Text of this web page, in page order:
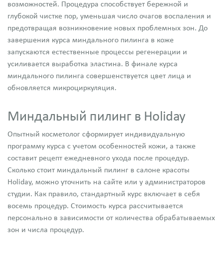
возможностей. Процедура способствует бережной и
глубокой чистке пор, уменьшая число очагов воспаления и
предотвращая возникновение новых проблемных зон. До
завершения курса миндального пилинга в коже
запускаются естественные процессы регенерации и
усиливается выработка эластина. В финале курса
миндального пилинга совершенствуется цвет лица и
обновляется микроциркуляция.
Миндальный пилинг в Holiday
Опытный косметолог сформирует индивидуальную
программу курса с учетом особенностей кожи, а также
составит рецепт ежедневного ухода после процедур.
Сколько стоит миндальный пилинг в салоне красоты
Holiday, можно уточнить на сайте или у администраторов
студии. Как правило, стандартный курс включает в себя
восемь процедур. Стоимость курса рассчитывается
персонально в зависимости от количества обрабатываемых
зон и числа процедур.